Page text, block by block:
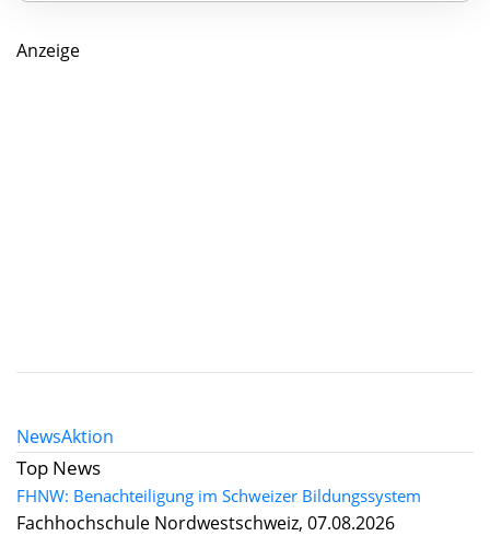
Anzeige
NewsAktion
Top News
FHNW: Benachteiligung im Schweizer Bildungssystem
Fachhochschule Nordwestschweiz, 07.08.2026